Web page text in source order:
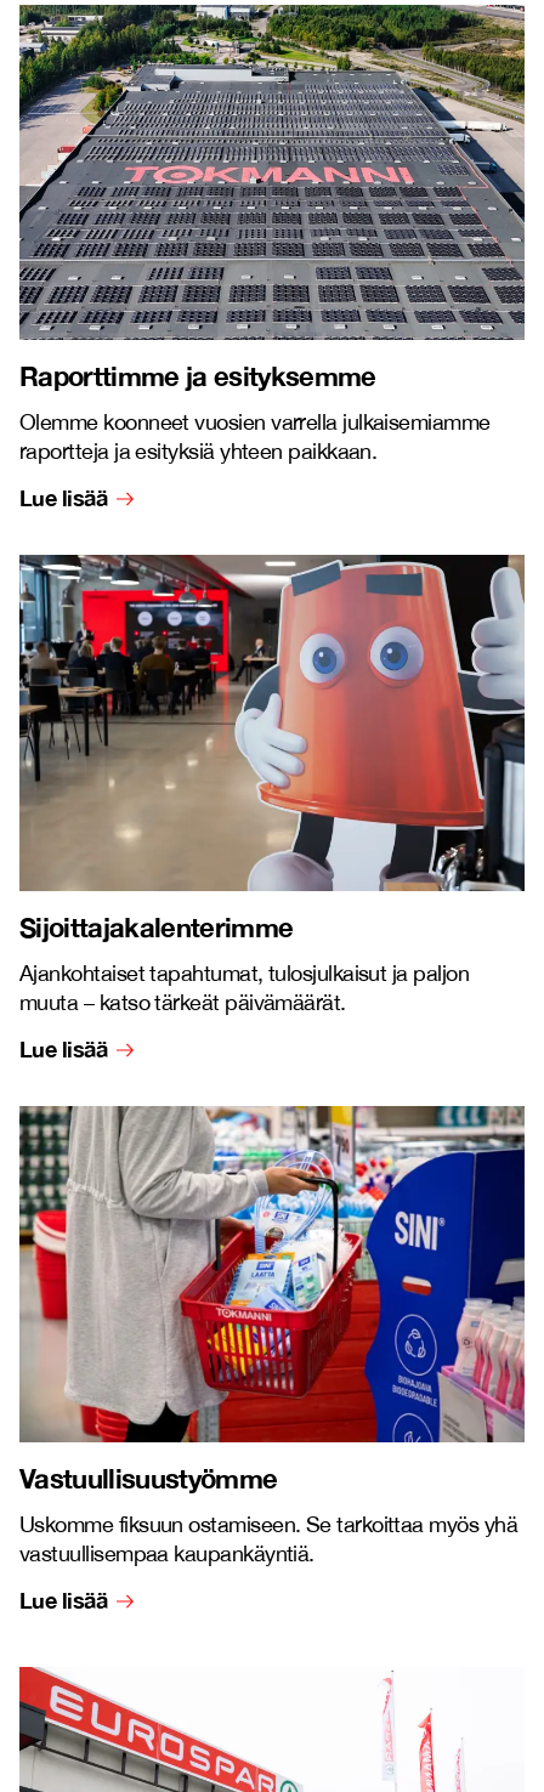
Raporttimme ja esityksemme
Olemme koonneet vuosien varrella julkaisemiamme
raportteja ja esityksiä yhteen paikkaan.
Lue lisää
Sijoittajakalenterimme
Ajankohtaiset tapahtumat, tulosjulkaisut ja paljon
muuta – katso tärkeät päivämäärät.
Lue lisää
Vastuullisuustyömme
Uskomme fiksuun ostamiseen. Se tarkoittaa myös yhä
vastuullisempaa kaupankäyntiä.
Lue lisää